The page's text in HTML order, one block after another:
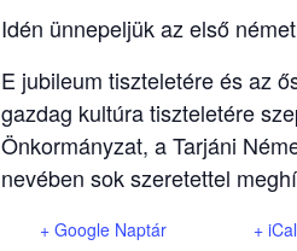
Idén ünnepeljük az első
E jubileum tiszteletére és az
gazdag kultúra tiszteletére
Önkormányzat, a Tarjáni
nevében sok szeretettel
+ Google Naptár +